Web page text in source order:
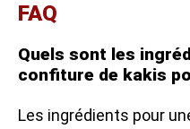
FAQ
Quels sont les
confiture de kakis
Les ingrédients pour